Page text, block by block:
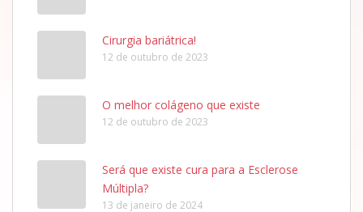
Cirurgia bariátrica!
12 de outubro de 2023
O melhor colágeno que existe
12 de outubro de 2023
Será que existe cura para a Esclerose
Múltipla?
13 de janeiro de 2024